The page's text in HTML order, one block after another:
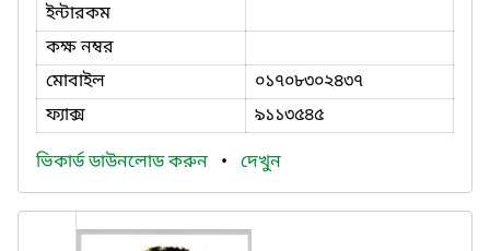
ইন্টারকম
কক্ষ নম্বর
মোবাইল
০১৭০৮৩০২৪৩৭
ফ্যাক্স
৯১১৩৫৪৫
ভিকার্ড ডাউনলোড করুন • দেখুন